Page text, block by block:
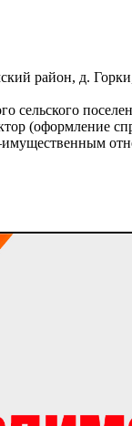
район, д.
сельского
(оформление